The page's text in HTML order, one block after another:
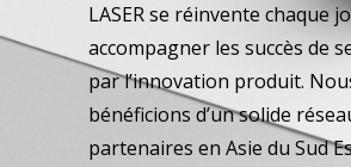
LASER se réinvente chaque
accompagner les succès de
par l’innovation produit.
bénéficions d’un solide
partenaires en Asie du Sud